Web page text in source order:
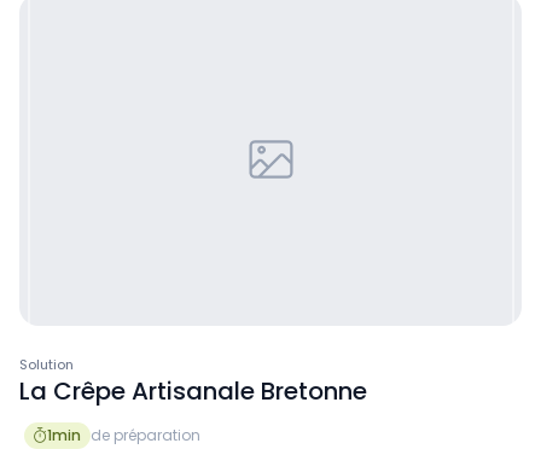
Solution
La Crêpe Artisanale Bretonne
1min de préparation